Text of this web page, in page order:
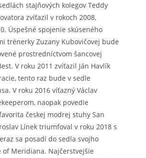
stajňových kolegov Teddy
zvíťazil v rokoch 2008,
Úspešné spojenie skúseného
trénerky Zuzany Kubovičovej bude
prostredníctvom šancovej
V roku 2011 zvíťazil Ján Havlík
tento raz bude v sedle
V roku 2016 víťazný Václav
naopak povedie
českej modrej stuhy San
Línek triumfoval v roku 2018 s
sa posadí do sedla svojho
of Meridiana. Najčerstvejšie